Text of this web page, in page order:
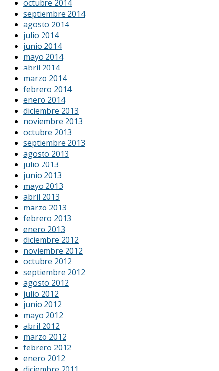
octubre 2014
septiembre 2014
agosto 2014
julio 2014
junio 2014
mayo 2014
abril 2014
marzo 2014
febrero 2014
enero 2014
diciembre 2013
noviembre 2013
octubre 2013
septiembre 2013
agosto 2013
julio 2013
junio 2013
mayo 2013
abril 2013
marzo 2013
febrero 2013
enero 2013
diciembre 2012
noviembre 2012
octubre 2012
septiembre 2012
agosto 2012
julio 2012
junio 2012
mayo 2012
abril 2012
marzo 2012
febrero 2012
enero 2012